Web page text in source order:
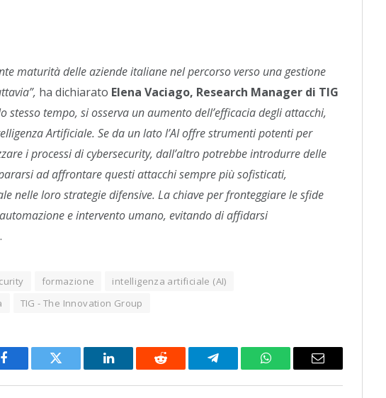
maturità delle aziende italiane nel percorso verso una gestione
ha dichiarato Elena Vaciago, Research Manager di TIG
stesso tempo, si osserva un aumento dell’efficacia degli attacchi,
Artificiale. Se da un lato l’AI offre strumenti potenti per
i processi di cybersecurity, dall’altro potrebbe introdurre delle
ad affrontare questi attacchi sempre più sofisticati,
nelle loro strategie difensive. La chiave per fronteggiare le sfide
e intervento umano, evitando di affidarsi
formazione
intelligenza artificiale (AI)
TIG - The Innovation Group
Facebook Twitter LinkedIn Reddit Telegram WhatsAppEmail